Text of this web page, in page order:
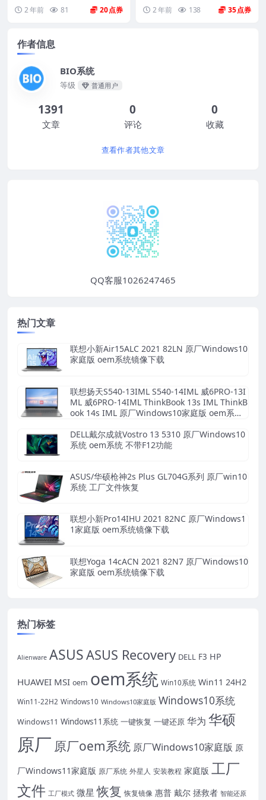
2 年前 81 20
2 年前
138 35
作者信息
BIO系统
等级 普通用户
1391
文章
0
评论
0
收藏
查看作者其他文章
QQ客服1026247465
热门文章
联想小新Air15ALC 2021 82LN 原厂Windows10
家庭版 oem系统镜像下载
联想扬天S540-13IML S540-14IML 威6PRO-13I
ML 威6PRO-14IML ThinkBook 13s IML ThinkB
ook 14s IML 原厂Windows10家庭版 oem系统
DELL戴尔成就Vostro 13 5310 原厂Windows10
系统 oem系统 不带F12功能
ASUS/华硕枪神2s Plus GL704G系列 原厂win10
系统 工厂文件恢复
联想小新Pro14IHU 2021 82NC 原厂Windows1
1家庭版 oem系统镜像下载
联想Yoga 14cACN 2021 82N7 原厂Windows10
家庭版 oem系统镜像下载
热门标签
Alienware ASUSASUS Recovery DELL F3 HP
HUAWEI MSI oem oem系统 Win10系统 Win11 24H2
Win11-22H2 Windows10 Windows10家庭版 Windows10系统
Windows11 Windows11系统 一键恢复 一键还原 华为 华硕
原厂 原厂oem系统 原厂Windows10家庭版 原
厂Windows11家庭版 原厂系统 外星人 安装教程 家庭版 工厂
文件 工厂模式 微星 恢复 恢复镜像 惠普 戴尔 拯救者 智能还原